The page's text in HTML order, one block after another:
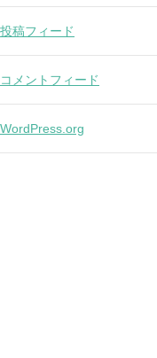
投稿フィード
コメントフィード
WordPress.org